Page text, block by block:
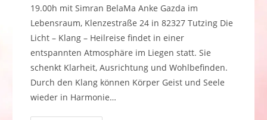
19.00h mit Simran BelaMa Anke Gazda im
Lebensraum, Klenzestraße 24 in 82327 Tutzing Die
Licht – Klang – Heilreise findet in einer
entspannten Atmosphäre im Liegen statt. Sie
schenkt Klarheit, Ausrichtung und Wohlbefinden.
Durch den Klang können Körper Geist und Seele
wieder in Harmonie…